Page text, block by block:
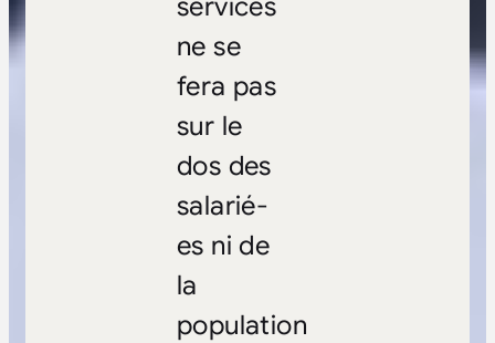
ne se
fera pas
sur le
dos des
salarié-
es ni de
la
population